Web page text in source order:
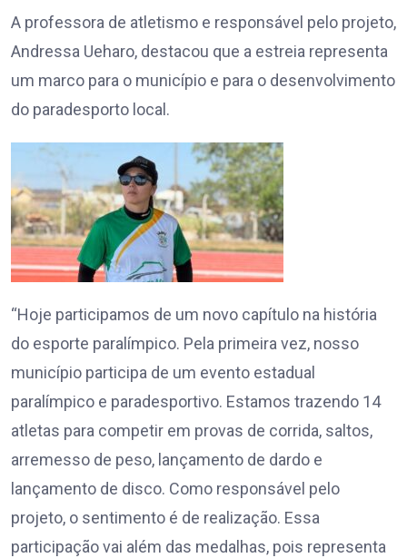
A professora de atletismo e responsável pelo projeto,
Andressa Ueharo, destacou que a estreia representa
um marco para o município e para o desenvolvimento
do paradesporto local.
“Hoje participamos de um novo capítulo na história
do esporte paralímpico. Pela primeira vez, nosso
município participa de um evento estadual
paralímpico e paradesportivo. Estamos trazendo 14
atletas para competir em provas de corrida, saltos,
arremesso de peso, lançamento de dardo e
lançamento de disco. Como responsável pelo
projeto, o sentimento é de realização. Essa
participação vai além das medalhas, pois representa